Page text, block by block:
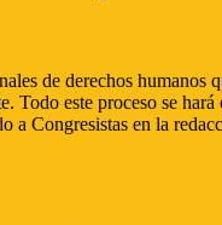
de derechos humanos
Todo este proceso se
a Congresistas en la